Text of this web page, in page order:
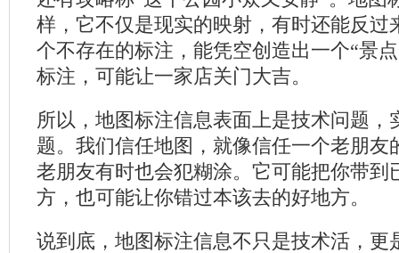
样，它不仅是现实的映射，有时还能反过
个不存在的标注，能凭空创造出一个“景
标注，可能让一家店关门大吉。
所以，地图标注信息表面上是技术问题，
题。我们信任地图，就像信任一个老朋友
老朋友有时也会犯糊涂。它可能把你带到
方，也可能让你错过本该去的好地方。
说到底，地图标注信息不只是技术活，更